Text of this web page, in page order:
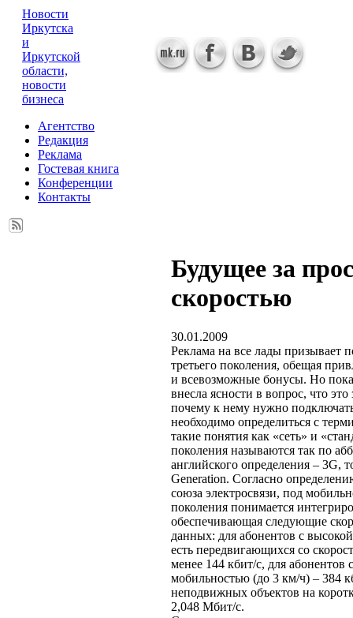
Новости
Иркутска
и
Иркутской
области,
новости
бизнеса
Агентство
Редакция
Реклама
Гостевая книга
Конференции
Контакты
Будущее за
скоростью
30.01.2009
Реклама на все лады призывает
третьего поколения, обещая
и всевозможные бонусы. Но
внесла ясности в вопрос, что это
почему к нему нужно
необходимо определиться с
такие понятия как «сеть» и
поколения называются так по
английского определения – 3G,
Generation. Согласно
союза электросвязи, под
поколения понимается
обеспечивающая следующие
данных: для абонентов с
есть передвигающихся со
менее 144 кбит/с, для абонентов
мобильностью (до 3 км/ч) – 384
неподвижных объектов на
2,048 Мбит/с.